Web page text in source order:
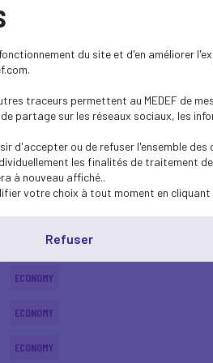
ECONOMY
ECONOMY
ECONOMY
ECONOMY
ECONOMY
ECONOMY
ECONOMY
du site et d'en améliorer
traceurs permettent au MEDEF de
partage sur les réseaux sociaux, les
d'accepter ou de refuser l'ensemble
les finalités de traitement
à nouveau affiché..
votre choix à tout moment en cliquant
Refuser